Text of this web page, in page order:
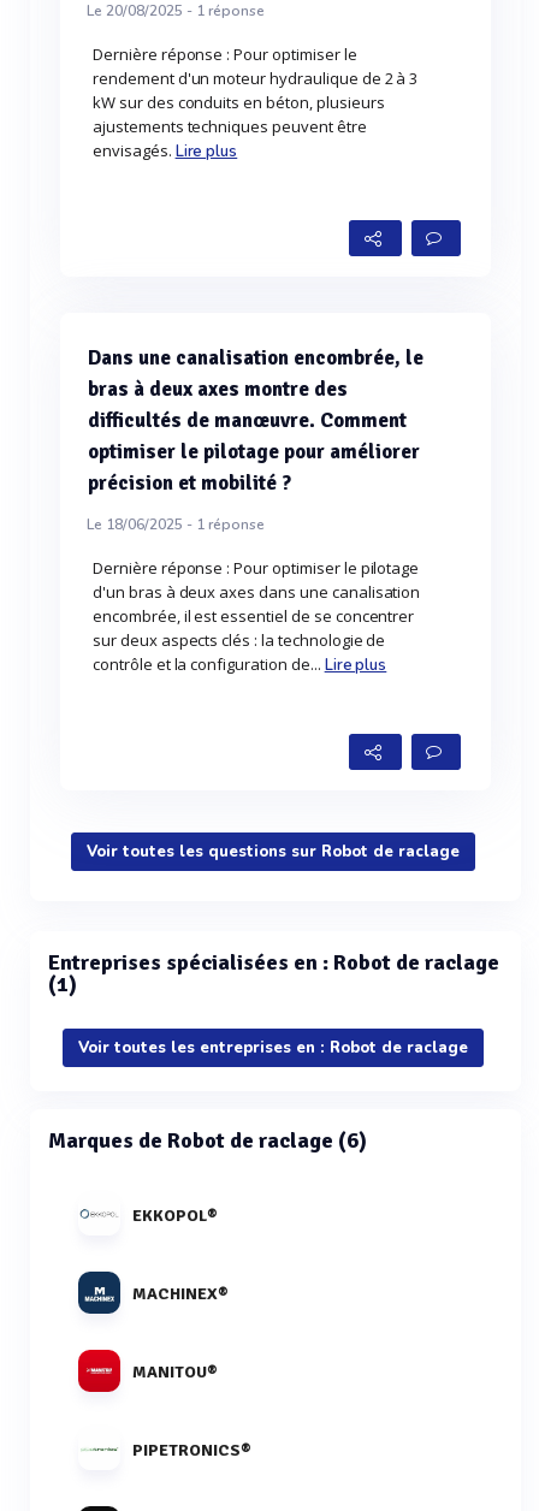
Le 20/08/2025 - 1réponse
Dernière réponse : Pour optimiser le
rendement d'un moteur hydraulique de 2 à 3
kW sur des conduits en béton, plusieurs
ajustements techniques peuvent être
envisagés. Lire plus
Dans une canalisation encombrée, le
bras à deux axes montre des
difficultés de manœuvre. Comment
optimiser le pilotage pour améliorer
précision et mobilité ?
Le 18/06/2025 - 1réponse
Dernière réponse : Pour optimiser le pilotage
d'un bras à deux axes dans une canalisation
encombrée, il est essentiel de se concentrer
sur deux aspects clés : la technologie de
contrôle et la configuration de... Lire plus
Voir toutes les questions sur Robot de raclage
Entreprises spécialisées en : Robot de raclage
(1)
Voir toutes les entreprises en : Robot de raclage
Marques de Robot de raclage (6)
EKKOPOL®
MACHINEX®
MANITOU®
PIPETRONICS®